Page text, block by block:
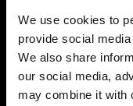
We use cookies to
provide social
We also share
our social media,
may combine it with